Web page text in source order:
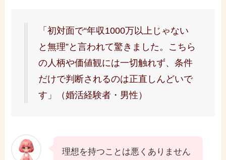
「初対面で“年収1000万以上じゃない
と無理”と言われて驚きました。こちら
の人柄や価値観には一切触れず、条件
だけで判断されるのは正直しんどいで
す」（婚活経験者・男性）
理想を持つことは悪くありません